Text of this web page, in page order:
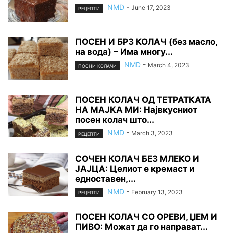
РЕЦЕПТИ NMD - June 17, 2023
ПОСЕН И БРЗ КОЛАЧ (без масло,
на вода) – Има многу...
ПОСНИ КОЛАЧИ NMD - March 4, 2023
ПОСЕН КОЛАЧ ОД ТЕТРАТКАТА
НА МАЈКА МИ: Највкусниот
посен колач што...
РЕЦЕПТИ NMD - March 3, 2023
СОЧЕН КОЛАЧ БЕЗ МЛЕКО И
ЈАЈЦА: Целиот е кремаст и
едноставен,...
РЕЦЕПТИ NMD - February 13, 2023
ПОСЕН КОЛАЧ СО ОРЕВИ, ЏЕМ И
ПИВО: Можат да го направат...